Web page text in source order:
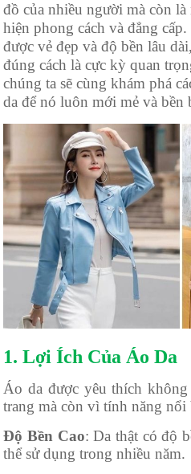
đồ của nhiều người mà còn
hiện phong cách và đẳng
được vẻ đẹp và độ bền lâu
đúng cách là cực kỳ quan
chúng ta sẽ cùng khám phá
da để nó luôn mới mẻ và bền
1. Lợi Ích Của Áo Da
Áo da được yêu thích
trang mà còn vì tính năng nổi
Độ Bền Cao: Da thật có độ
thể sử dụng trong nhiều năm.